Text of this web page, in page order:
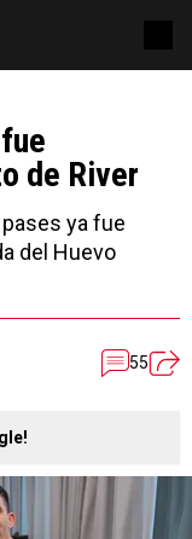
de River
ya fue
del Huevo
55